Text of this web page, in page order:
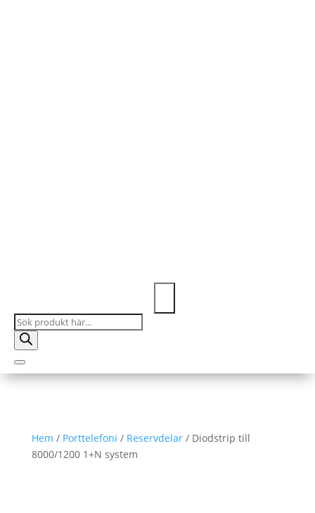
Products
search
Hem / Porttelefoni / Reservdelar/ Diodstrip till
8000/1200 1+N system